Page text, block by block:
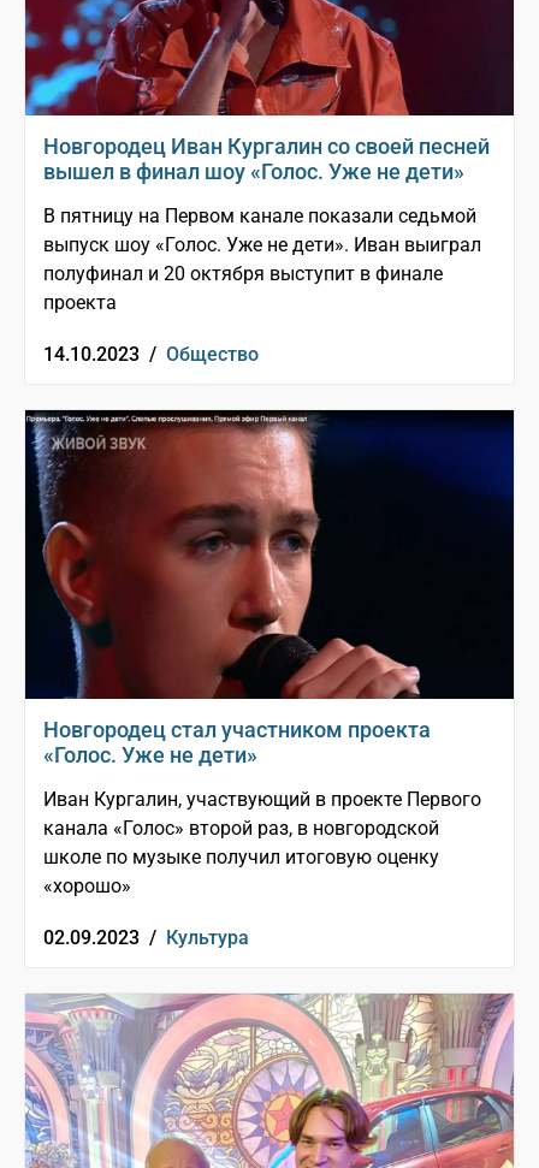
Новгородец Иван Кургалин со своей песней
вышел в финал шоу «Голос. Уже не дети»
В пятницу на Первом канале показали седьмой
выпуск шоу «Голос. Уже не дети». Иван выиграл
полуфинал и 20 октября выступит в финале
проекта
14.10.2023 / Общество
Новгородец стал участником проекта
«Голос. Уже не дети»
Иван Кургалин, участвующий в проекте Первого
канала «Голос» второй раз, в новгородской
школе по музыке получил итоговую оценку
«хорошо»
02.09.2023 / Культура